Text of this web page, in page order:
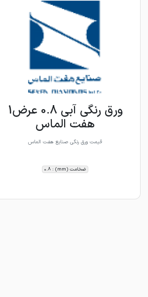
ورق رنگی آبی 0.8 عرض1
هفت الماس
قیمت ورق رنگی صنایع هفت الماس
ضخامت (mm) : 0.8